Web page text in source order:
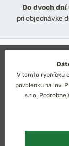
Do dvoch dní
pri objednávke
V tomto rybníčku
povolenku na lov.
s.r.o.